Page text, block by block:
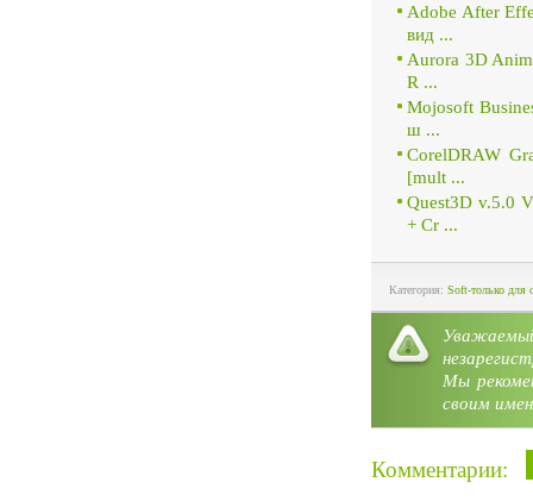
Adobe After
вид ...
Aurora 3D
R ...
Mojosoft
ш ...
CorelDRAW
[mult ...
Quest3D v.5.0
+ Cr ...
Категория: Soft-только для
Мы
своим
Комментарии: